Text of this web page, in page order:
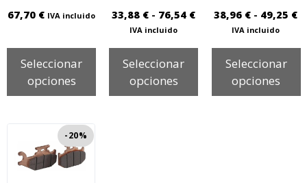
67,70 € IVA incluido
Seleccionar
opciones
33,88 € - 76,54 €
IVA incluido
Seleccionar
opciones
38,96 € - 49,25 €
IVA incluido
Seleccionar
opciones
-20%